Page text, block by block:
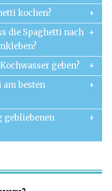
kochen?
die Spaghetti nach
geben?
am besten
gebliebenen